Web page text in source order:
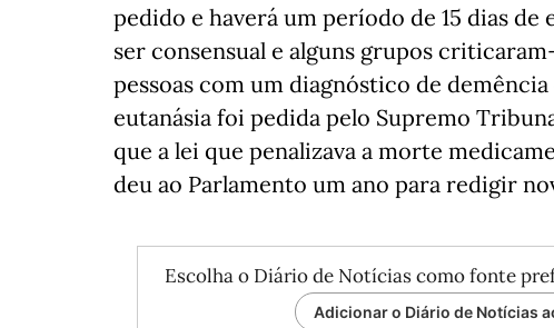
pedido e haverá um período de 15 dias de
ser consensual e alguns grupos
pessoas com um diagnóstico de
eutanásia foi pedida pelo Supremo
que a lei que penalizava a morte
deu ao Parlamento um ano para redigir
Escolha o Diário de Notícias como fonte
Adicionar o Diário de Notícias